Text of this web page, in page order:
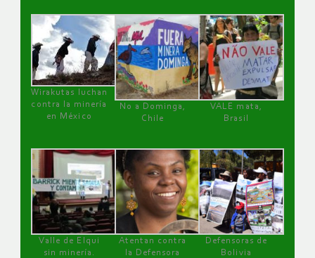
Wirakutas luchan
contra la minería
en México
No a Dominga,
Chile
VALE mata,
Brasil
Valle de Elqui
sin minería.
Atentan contra
la Defensora
Defensoras de
Bolivia